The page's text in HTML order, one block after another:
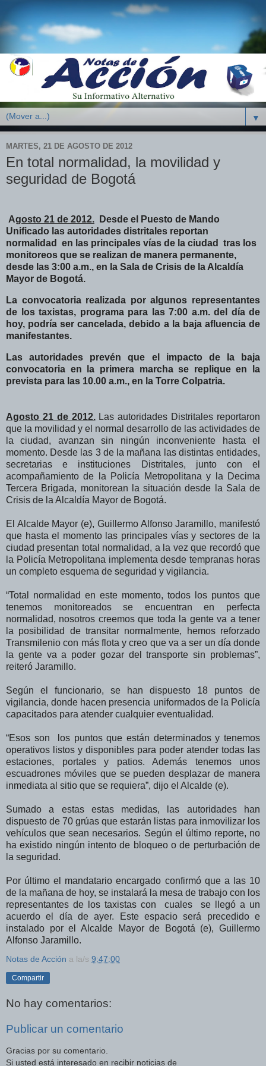
▼
MARTES, 21 DE AGOSTO DE 2012
En total normalidad, la movilidad y
seguridad de Bogotá
Agosto 21 de 2012. Desde el Puesto de Mando
Unificado las autoridades distritales reportan
normalidad en las principales vías de la ciudad tras los
monitoreos que se realizan de manera permanente,
desde las 3:00 a.m., en la Sala de Crisis de la Alcaldía
Mayor de Bogotá.
La convocatoria realizada por algunos representantes
de los taxistas, programa para las 7:00 a.m. del día de
hoy, podría ser cancelada, debido a la baja afluencia de
manifestantes.
Las autoridades prevén que el impacto de la baja
convocatoria en la primera marcha se replique en la
prevista para las 10.00 a.m., en la Torre Colpatria.
Agosto 21 de 2012.Las autoridades Distritales reportaron
que la movilidad y el normal desarrollo de las actividades de
la ciudad, avanzan sin ningún inconveniente hasta el
momento. Desde las 3 de la mañana las distintas entidades,
secretarias e instituciones Distritales, junto con el
acompañamiento de la Policía Metropolitana y la Decima
Tercera Brigada, monitorean la situación desde la Sala de
Crisis de la Alcaldía Mayor de Bogotá.
El Alcalde Mayor (e), Guillermo Alfonso Jaramillo, manifestó
que hasta el momento las principales vías y sectores de la
ciudad presentan total normalidad, a la vez que recordó que
la Policía Metropolitana implementa desde tempranas horas
un completo esquema de seguridad y vigilancia.
“Total normalidad en este momento, todos los puntos que
tenemos monitoreados se encuentran en perfecta
normalidad, nosotros creemos que toda la gente va a tener
la posibilidad de transitar normalmente, hemos reforzado
Transmilenio con más flota y creo que va a ser un día donde
la gente va a poder gozar del transporte sin problemas”,
reiteró Jaramillo.
Según el funcionario, se han dispuesto 18 puntos de
vigilancia, donde hacen presencia uniformados de la Policía
capacitados para atender cualquier eventualidad.
“Esos son
los puntos que están determinados y tenemos
operativos listos y disponibles para poder atender todas las
estaciones, portales y patios. Además tenemos unos
escuadrones móviles que se pueden desplazar de manera
inmediata al sitio que se requiera”, dijo el Alcalde (e).
Sumado a estas estas medidas, las autoridades han
dispuesto de 70 grúas que estarán listas para inmovilizar los
vehículos que sean necesarios. Según el último reporte, no
ha existido ningún intento de bloqueo o de perturbación de
la seguridad.
Por último el mandatario encargado confirmó que a las 10
de la mañana de hoy, se instalará la mesa de trabajo con los
representantes de los taxistas con
cuales
se llegó a un
acuerdo el día de ayer. Este espacio será precedido e
instalado por el Alcalde Mayor de Bogotá (e), Guillermo
Alfonso Jaramillo.
Notas de Acción a la/s 9:47:00
Compartir
No hay comentarios:
Publicar un comentario
Gracias por su comentario.
Si usted está interesado en recibir noticias de